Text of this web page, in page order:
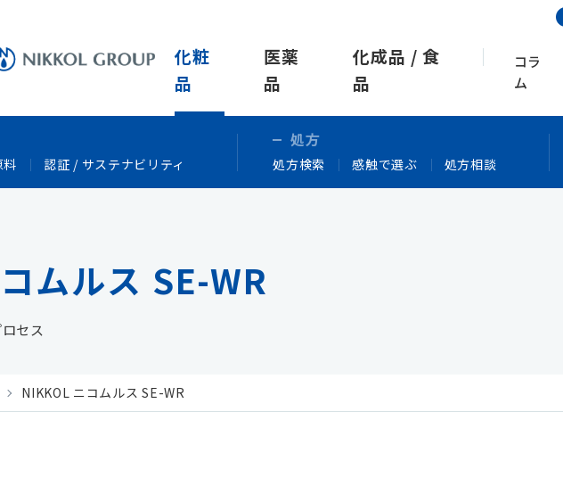
化粧
品
医薬
品
化成品 / 食
品
コラ
ム
料 認証 / サステナビリティ
処方
処方検索 感触で選ぶ 処方相談
ムルス SE-WR
セス
NIKKOL ニコムルス SE-WR